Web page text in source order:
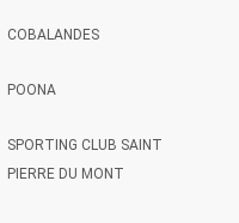
COBALANDES
POONA
SPORTING CLUB SAINT
PIERRE DU MONT